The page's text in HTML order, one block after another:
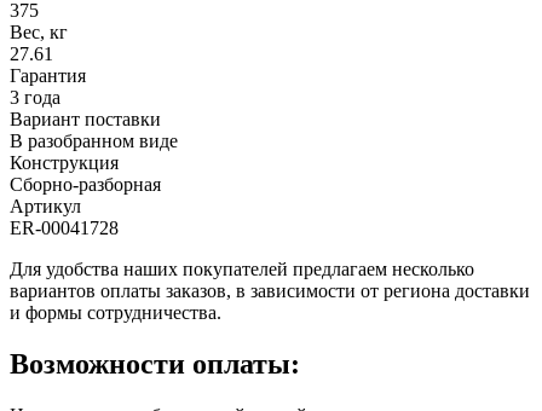
375
Вес, кг
27.61
Гарантия
3 года
Вариант поставки
В разобранном виде
Конструкция
Сборно-разборная
Артикул
ER-00041728
Для удобства наших покупателей предлагаем несколько
вариантов оплаты заказов, в зависимости от региона доставки
и формы сотрудничества.
Возможности оплаты: